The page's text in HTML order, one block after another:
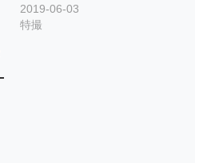
2019-06-03
特撮